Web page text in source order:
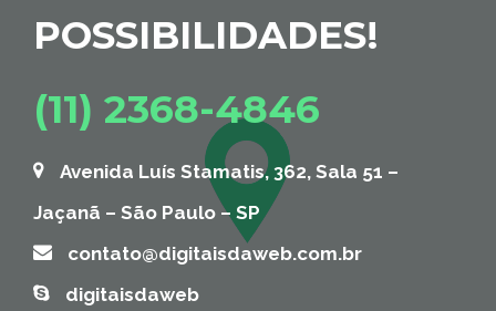
POSSIBILIDADES!
(11) 2368-4846
Avenida Luís Stamatis, 362, Sala 51 –
Jaçanã – São Paulo – SP
contato@digitaisdaweb.com.br
digitaisdaweb